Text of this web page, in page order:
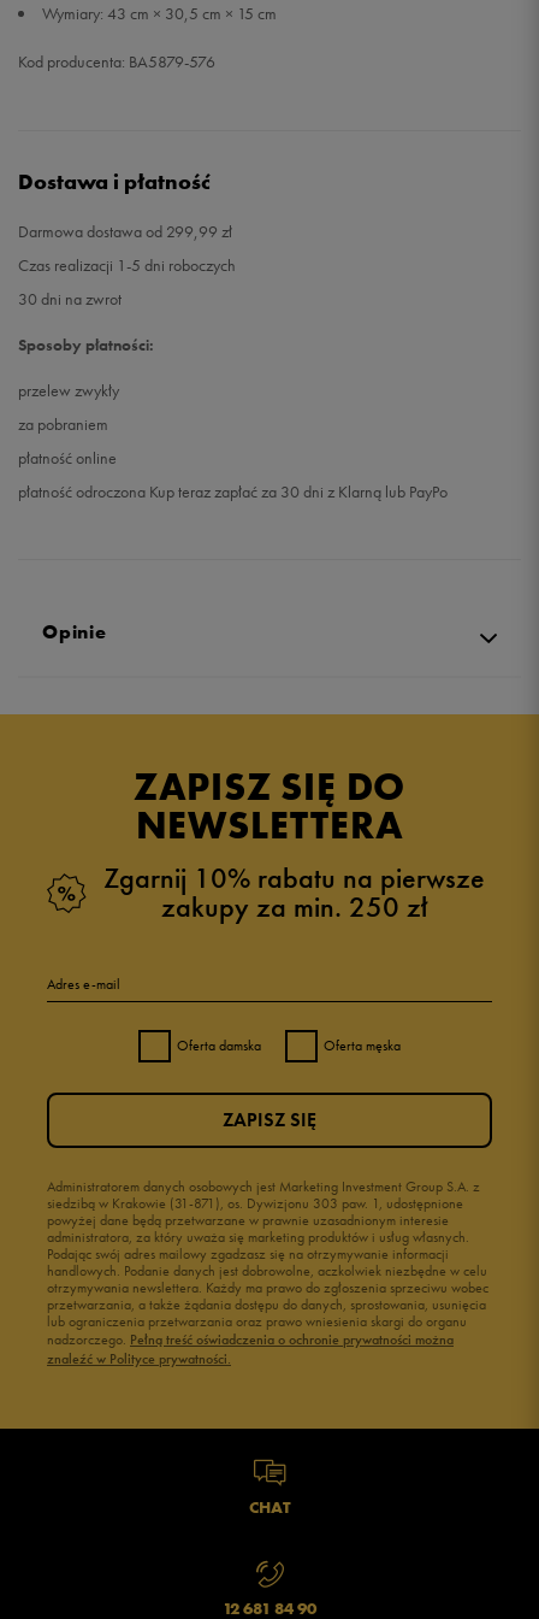
Wymiary: 43 cm × 30,5 cm × 15 cm
Kod producenta: BA5879-576
Dostawa i płatność
Darmowa dostawa od 299,99 zł
Czas realizacji 1-5 dni roboczych
30 dni na zwrot
Sposoby płatności:
przelew zwykły
za pobraniem
płatność online
płatność odroczona Kup teraz zapłać za 30 dni z Klarną lub PayPo
Opinie
ZAPISZ SIĘ DO
NEWSLETTERA
Zgarnij 10% rabatu na pierwsze
zakupy za min. 250 zł
Adres e-mail
Oferta damska Oferta męska
Administratorem danych osobowych jest Marketing Investment Group S.A. z
siedzibą w Krakowie (31-871), os. Dywizjonu 303 paw. 1, udostępnione
powyżej dane będą przetwarzane w prawnie uzasadnionym interesie
administratora, za który uważa się marketing produktów i usług własnych.
Podając swój adres mailowy zgadzasz się na otrzymywanie informacji
handlowych. Podanie danych jest dobrowolne, aczkolwiek niezbędne w celu
otrzymywania newslettera. Każdy ma prawo do zgłoszenia sprzeciwu wobec
przetwarzania, a także żądania dostępu do danych, sprostowania, usunięcia
lub ograniczenia przetwarzania oraz prawo wniesienia skargi do organu
nadzorczego. Pełną treść oświadczenia o ochronie prywatności można
znaleźć w Polityce prywatności.
ZAPISZ SIĘ
CHAT
12 681 84 90